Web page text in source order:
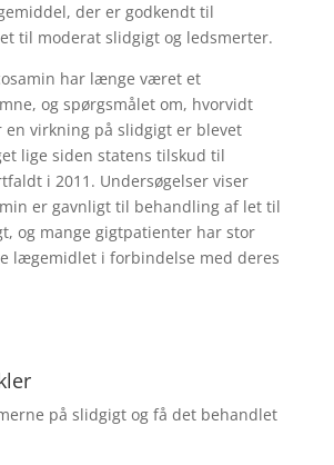
der er godkendt til
til moderat slidgigt og ledsmerter.
har længe været et
og spørgsmålet om, hvorvidt
en virkning på slidgigt er blevet
lige siden statens tilskud til
i 2011. Undersøgelser viser
er gavnligt til behandling af let til
og mange gigtpatienter har stor
lægemidlet i forbindelse med deres
på slidgigt og få det behandlet